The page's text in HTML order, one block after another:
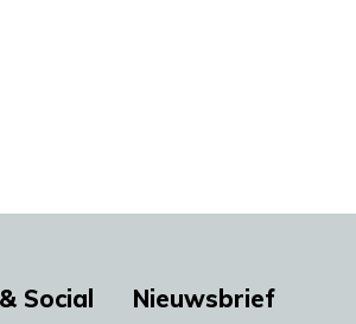
Social Nieuwsbrief